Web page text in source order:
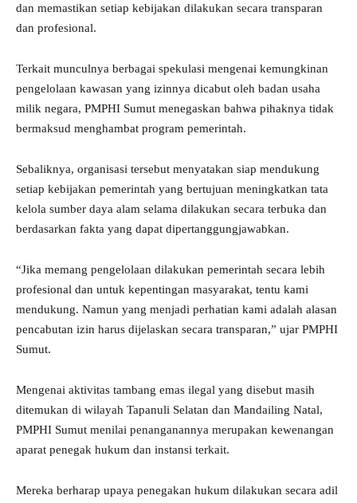
dan memastikan setiap kebijakan dilakukan secara transparan
dan profesional.
Terkait munculnya berbagai spekulasi mengenai kemungkinan
pengelolaan kawasan yang izinnya dicabut oleh badan usaha
milik negara, PMPHI Sumut menegaskan bahwa pihaknya tidak
bermaksud menghambat program pemerintah.
Sebaliknya, organisasi tersebut menyatakan siap mendukung
setiap kebijakan pemerintah yang bertujuan meningkatkan tata
kelola sumber daya alam selama dilakukan secara terbuka dan
berdasarkan fakta yang dapat dipertanggungjawabkan.
“Jika memang pengelolaan dilakukan pemerintah secara lebih
profesional dan untuk kepentingan masyarakat, tentu kami
mendukung. Namun yang menjadi perhatian kami adalah alasan
pencabutan izin harus dijelaskan secara transparan,” ujar PMPHI
Sumut.
Mengenai aktivitas tambang emas ilegal yang disebut masih
ditemukan di wilayah Tapanuli Selatan dan Mandailing Natal,
PMPHI Sumut menilai penanganannya merupakan kewenangan
aparat penegak hukum dan instansi terkait.
Mereka berharap upaya penegakan hukum dilakukan secara adil